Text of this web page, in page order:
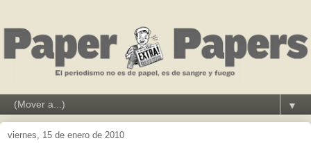
▼
viernes, 15 de enero de 2010